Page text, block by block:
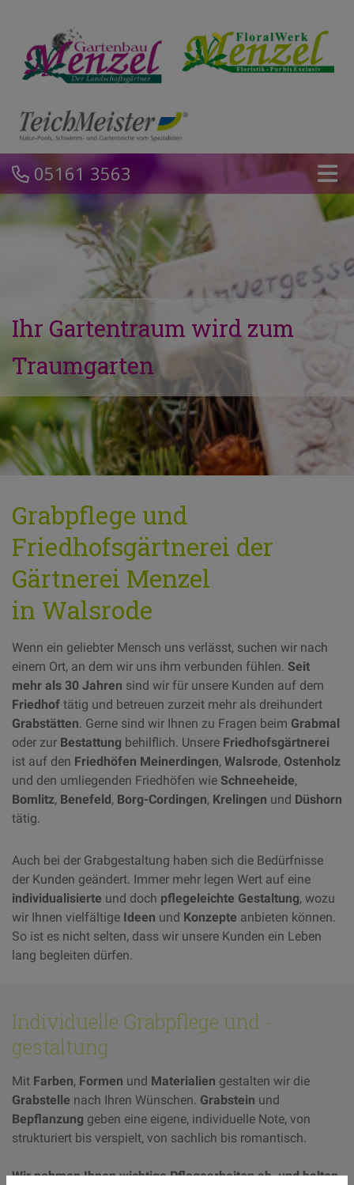
05161 3563
Ihr Gartentraum wird zum
Traumgarten
Grabpflege und
Friedhofsgärtnerei der
Gärtnerei Menzel
in Walsrode
Wenn ein geliebter Mensch uns verlässt, suchen wir nach
einem Ort, an dem wir uns ihm verbunden fühlen. Seit
mehr als 30 Jahren sind wir für unsere Kunden auf dem
Friedhof tätig und betreuen zurzeit mehr als dreihundert
Grabstätten. Gerne sind wir Ihnen zu Fragen beim Grabmal
oder zur Bestattung behilflich. Unsere Friedhofsgärtnerei
ist auf den Friedhöfen Meinerdingen, Walsrode, Ostenholz
und den umliegenden Friedhöfen wie Schneeheide,
Bomlitz, Benefeld , Borg-Cordingen, Krelingen und Düshorn
tätig.
Auch bei der Grabgestaltung haben sich die Bedürfnisse
der Kunden geändert. Immer mehr legen Wert auf eine
individualisierte und doch pflegeleichte Gestaltung, wozu
wir Ihnen vielfältige Ideen und Konzepte anbieten können.
So ist es nicht selten, dass wir unsere Kunden ein Leben
lang begleiten dürfen.
Individuelle Grabpflege und -
gestaltung
Mit Farben, Formen und Materialien gestalten wir die
Grabstelle nach Ihren Wünschen. Grabstein und
Bepflanzung geben eine eigene, individuelle Note, von
strukturiert bis verspielt, von sachlich bis romantisch.
Wir nehmen Ihnen wichtige Pflegearbeiten ab, und halten